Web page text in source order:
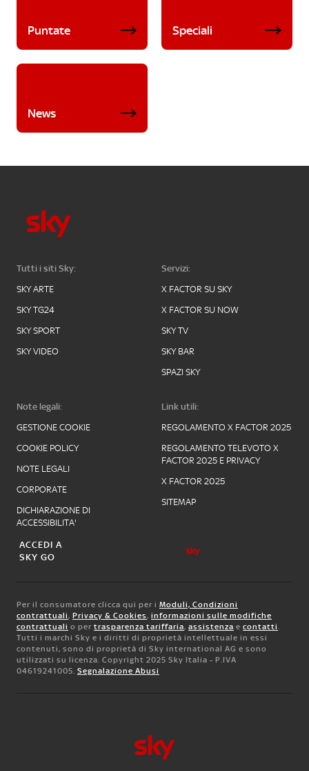
Puntate Speciali
News
Tutti i siti Sky:
SKY ARTE
SKY TG24
SKY SPORT
SKY VIDEO
Servizi:
X FACTOR SU SKY
X FACTOR SU NOW
SKY TV
SKY BAR
SPAZI SKY
Note legali:
GESTIONE COOKIE
COOKIE POLICY
NOTE LEGALI
CORPORATE
DICHIARAZIONE DI
ACCESSIBILITA'
Link utili:
REGOLAMENTO X FACTOR 2025
REGOLAMENTO TELEVOTO X
FACTOR 2025 E PRIVACY
X FACTOR 2025
SITEMAP
ACCEDI A
SKY GO
Per il consumatore clicca qui per i Moduli, Condizioni
contrattuali, Privacy & Cookies, informazioni sulle modifiche
contrattuali o per trasparenza tariffaria, assistenza e contatti.
Tutti i marchi Sky e i diritti di proprietà intellettuale in essi
contenuti, sono di proprietà di Sky international AG e sono
utilizzati su licenza. Copyright 2025 Sky Italia - P.IVA
04619241005. Segnalazione Abusi